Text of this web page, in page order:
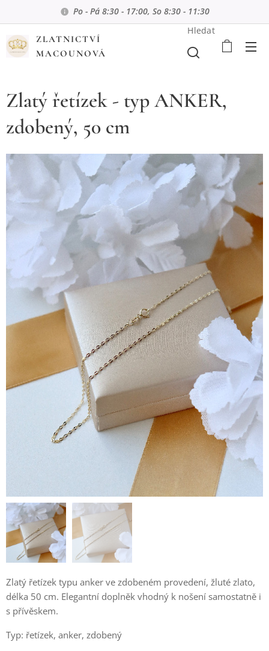
Po - Pá 8:30 - 17:00, So 8:30 - 11:30
ZLATNICTVÍ
MACOUNOVÁ
Hledat
Zlatý řetízek - typ ANKER,
zdobený, 50 cm
Zlatý řetízek typu anker ve zdobeném provedení, žluté zlato,
délka 50 cm. Elegantní doplněk vhodný k nošení samostatně i
s přívěskem.
Typ: řetízek, anker, zdobený